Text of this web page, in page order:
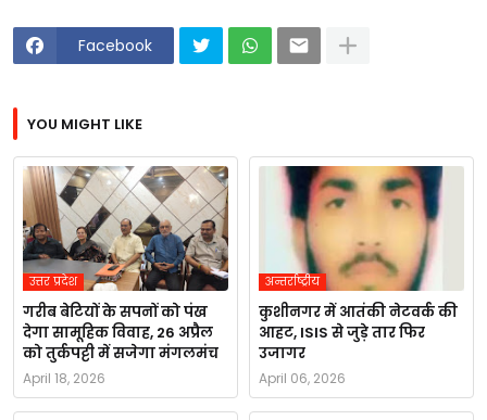
Facebook
YOU MIGHT LIKE
उत्तर प्रदेश
गरीब बेटियों के सपनों को पंख
देगा सामूहिक विवाह, 26 अप्रैल
को तुर्कपट्टी में सजेगा मंगलमंच
April 18, 2026
अन्तर्राष्ट्रीय
कुशीनगर में आतंकी नेटवर्क की
आहट, ISIS से जुड़े तार फिर
उजागर
April 06, 2026